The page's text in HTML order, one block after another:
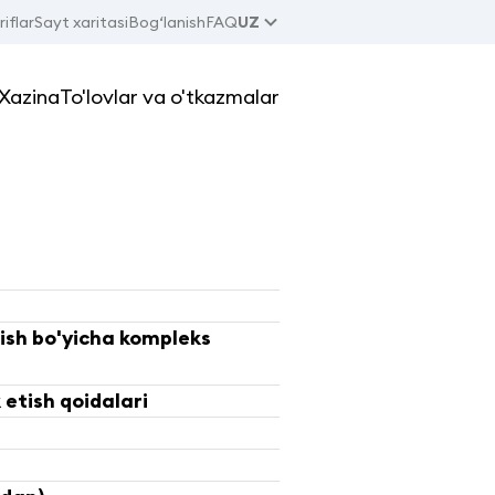
Sayt xaritasiBog‘lanishFAQUZ
To'lovlar va o'tkazmalar
bo'yicha kompleks
etish qoidalari